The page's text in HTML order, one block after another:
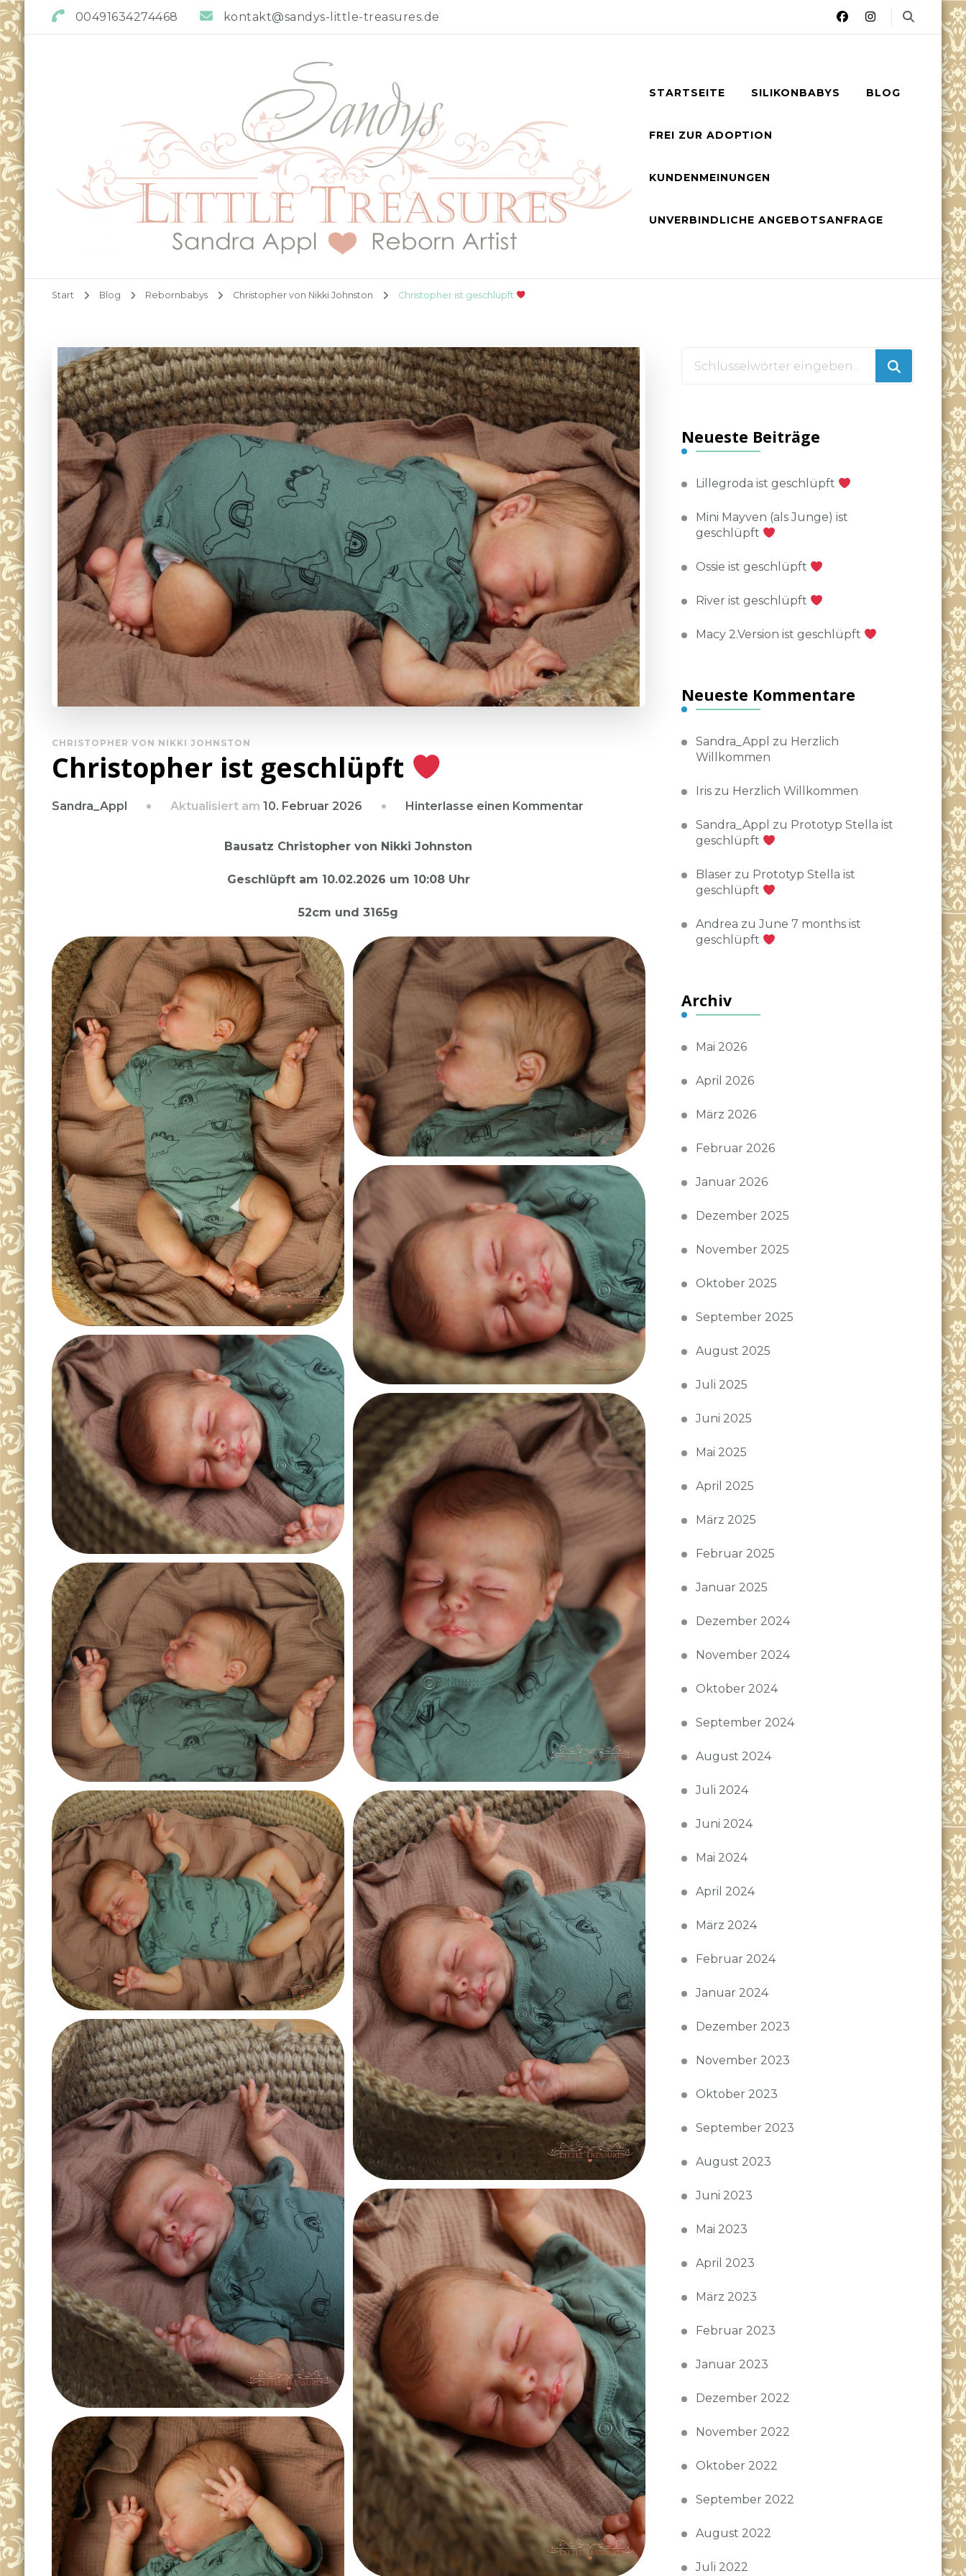
00491634274468 kontakt@sandys-little-treasures.de
STARTSEITE SILIKONBABYS BLOG
FREI ZUR ADOPTION
KUNDENMEINUNGEN
UNVERBINDLICHE ANGEBOTSANFRAGE
Start Blog Rebornbabys Christopher von Nikki Johnston Christopher ist geschlüpft
CHRISTOPHER VON NIKKI JOHNSTON
Christopher ist geschlüpft
Sandra_Appl Aktualisiert am 10. Februar 2026 Hinterlasse einen Kommentarzu
Bausatz Christopher von Nikki Johnston
Geschlüpft am 10.02.2026 um 10:08 Uhr
52cm und 3165g
du
Neueste Beiträge
Lillegroda ist geschlüpft
Mini Mayven (als Junge) ist
geschlüpft
Ossie ist geschlüpft
River ist geschlüpft
Macy 2.Version ist geschlüpft
Neueste Kommentare
Sandra_Appl zu Herzlich
Willkommen
Iris zu Herzlich Willkommen
Sandra_Appl zu Prototyp Stella ist
geschlüpft
Blaser zu Prototyp Stella ist
geschlüpft
Andrea zuJune 7 months ist
geschlüpft
Archiv
Mai 2026
April 2026
März 2026
Februar 2026
Januar 2026
Dezember 2025
November 2025
Oktober 2025
September 2025
August 2025
Juli 2025
Juni 2025
Mai 2025
April 2025
März 2025
Februar 2025
Januar 2025
Dezember 2024
November 2024
Oktober 2024
September 2024
August 2024
Juli 2024
Juni 2024
Mai 2024
April 2024
März 2024
Februar 2024
Januar 2024
Dezember 2023
November 2023
Oktober 2023
September 2023
August 2023
Juni 2023
Mai 2023
April 2023
März 2023
Februar 2023
Januar 2023
Dezember 2022
November 2022
Oktober 2022
September 2022
August 2022
Juli 2022